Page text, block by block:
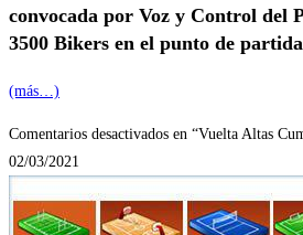
convocada por Voz y Control del
3500 Bikers en el punto de
(más…)
Comentarios desactivados en “Vuelta Altas
02/03/2021